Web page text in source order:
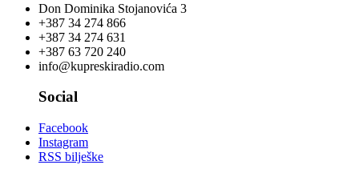
Don Dominika Stojanovića 3
+387 34 274 866
+387 34 274 631
+387 63 720 240
info@kupreskiradio.com
Social
Facebook
Instagram
RSS bilješke